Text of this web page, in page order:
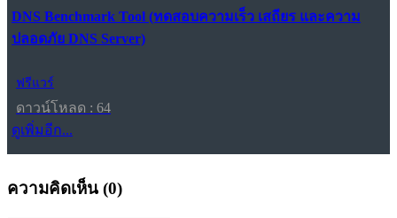
DNS Benchmark Tool (ทดสอบความเร็ว เสถียร และความ
ปลอดภัย DNS Server)
ฟรีแวร์
ดาวน์โหลด : 64
ดูเพิ่มอีก...
ความคิดเห็น (0)